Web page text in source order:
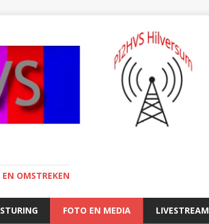
OMSTREKEN
FOTO EN MEDIA LIVESTREAM